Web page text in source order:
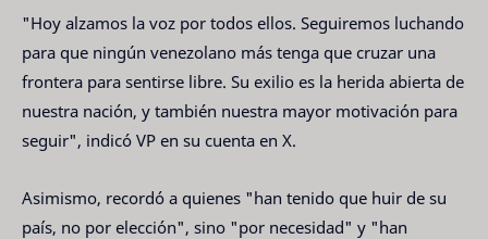
"Hoy alzamos la voz por todos ellos. Seguiremos luchando
para que ningún venezolano más tenga que cruzar una
frontera para sentirse libre. Su exilio es la herida abierta de
nuestra nación, y también nuestra mayor motivación para
seguir", indicó VP en su cuenta en X.
Asimismo, recordó a quienes "han tenido que huir de su
país, no por elección", sino "por necesidad" y "han